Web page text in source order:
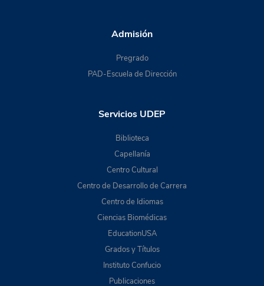
Admisión
Pregrado
PAD-Escuela de Dirección
Servicios UDEP
Biblioteca
Capellanía
Centro Cultural
Centro de Desarrollo de Carrera
Centro de Idiomas
Ciencias Biomédicas
EducationUSA
Grados y Títulos
Instituto Confucio
Publicaciones